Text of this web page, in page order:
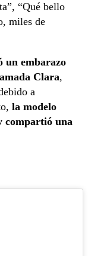
“Qué bello
miles de
un embarazo
Clara,
a
la modelo
compartió una